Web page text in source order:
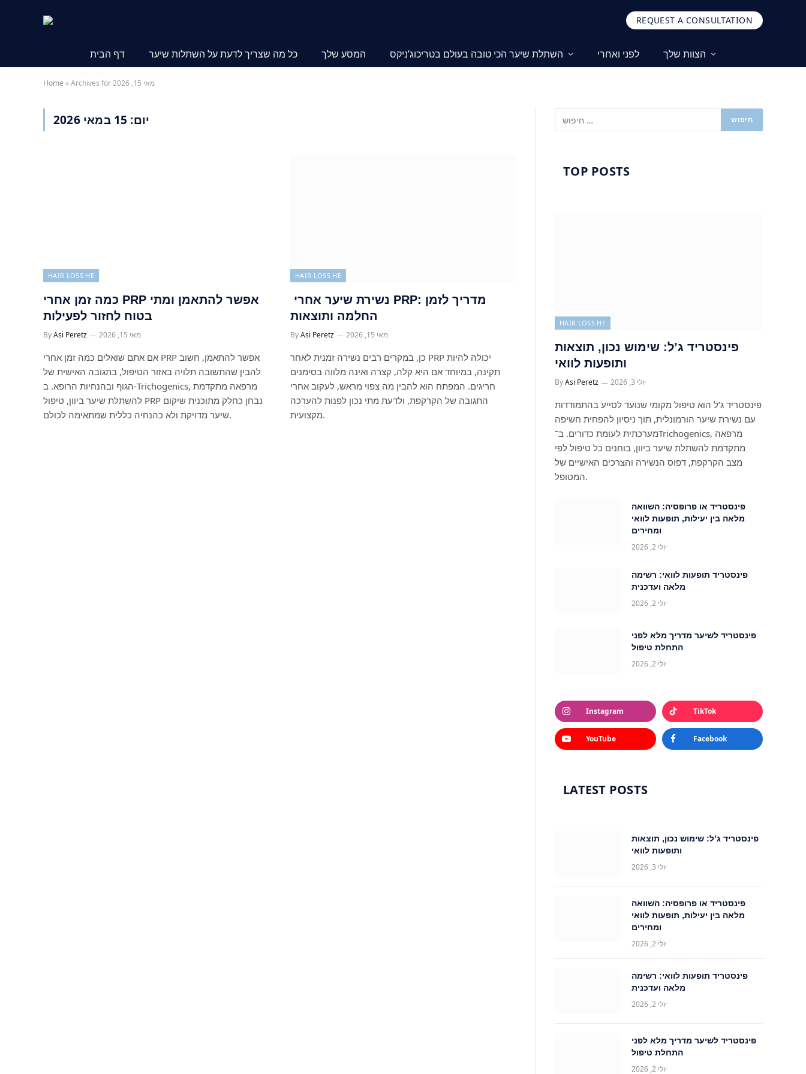
REQUEST A CONSULTATION
דף הבית כל מה שצריך לדעת על השתלות שיער המסע שלך השתלת שיער הכי טובה בעולם בטריכוג’ניקס לפני ואחרי הצוות שלך
Home » Archives for מאי 15, 2026
יום: 15 במאי 2026
HAIR LOSS HE
כמה זמן אחרי PRP אפשר להתאמן ומתי
בטוח לחזור לפעילות
ByAsi Peretz מאי 15, 2026
אם אתם שואלים כמה זמן אחרי PRP אפשר להתאמן, חשוב
להבין שהתשובה תלויה באזור הטיפול, בתגובה האישית של
הגוף ובהנחיות הרופא. ב-Trichogenics, מרפאה מתקדמת
להשתלת שיער ביוון, טיפול PRP נבחן כחלק מתוכנית שיקום
שיער מדויקת ולא כהנחיה כללית שמתאימה לכולם.
HAIR LOSS HE
החלמה ותוצאות
ByAsi Peretz מאי 15, 2026
כן, במקרים רבים נשירה זמנית לאחר PRP יכולה להיות
תקינה, במיוחד אם היא קלה, קצרה ואינה מלווה בסימנים
חריגים. המפתח הוא להבין מה צפוי מראש, לעקוב אחרי
התגובה של הקרקפת, ולדעת מתי נכון לפנות להערכה
מקצועית.
TOP POSTS
HAIR LOSS HE
פינסטריד ג’ל: שימוש נכון, תוצאות
ותופעות לוואי
ByAsi Peretz יולי 3, 2026
פינסטריד ג’ל הוא טיפול מקומי שנועד לסייע בהתמודדות
עם נשירת שיער הורמונלית, תוך ניסיון להפחית חשיפה
מערכתית לעומת כדורים. ב־Trichogenics, מרפאה
מתקדמת להשתלת שיער ביוון, בוחנים כל טיפול לפי
מצב הקרקפת, דפוס הנשירה והצרכים האישיים של
המטופל.
פינסטריד או פרופסיה: השוואה
מלאה בין יעילות, תופעות לוואי
ומחירים
יולי 2, 2026
פינסטריד תופעות לוואי: רשימה
מלאה ועדכנית
יולי 2, 2026
פינסטריד לשיער מדריך מלא לפני
התחלת טיפול
יולי 2, 2026
Instagram TikTok
YouTube Facebook
LATEST POSTS
פינסטריד ג’ל: שימוש נכון, תוצאות
ותופעות לוואי
יולי 3, 2026
פינסטריד או פרופסיה: השוואה
מלאה בין יעילות, תופעות לוואי
ומחירים
יולי 2, 2026
פינסטריד תופעות לוואי: רשימה
מלאה ועדכנית
יולי 2, 2026
פינסטריד לשיער מדריך מלא לפני
התחלת טיפול
יולי 2, 2026